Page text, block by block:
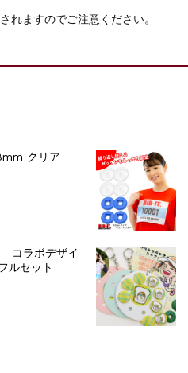
れますのでご注意ください。
クリア
コラボデザイ
ルセット